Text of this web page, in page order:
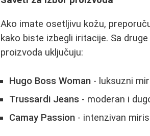
Ako imate osetljivu kožu,
kako biste izbegli iritacije. Sa
proizvoda uključuju:
Hugo Boss Woman - luksuzni
Trussardi Jeans - moderan i
Camay Passion - intenzivan